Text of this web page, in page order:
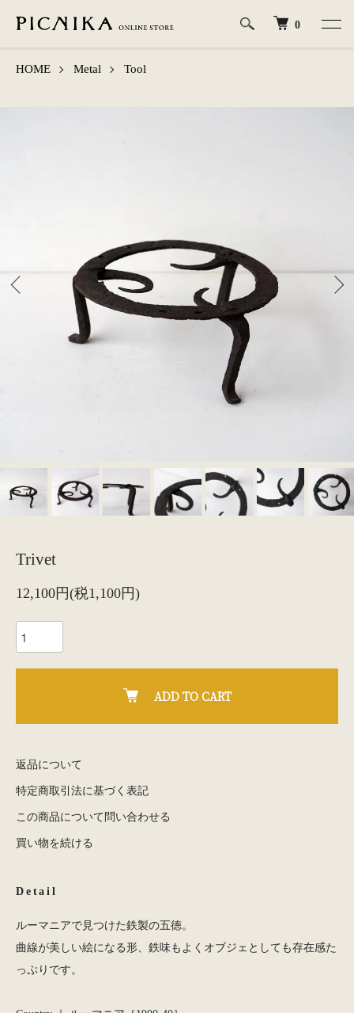
0
HOME Metal Tool
Trivet
12,100円(税1,100円)
ADD TO CART
返品について
特定商取引法に基づく表記
この商品について問い合わせる
買い物を続ける
Detail
ルーマニアで見つけた鉄製の五徳。
曲線が美しい絵になる形、鉄味もよくオブジェとしても存在感た
っぷりです。